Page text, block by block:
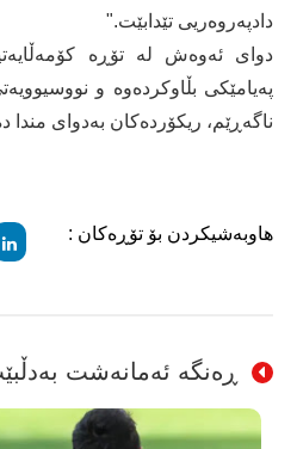
دادپەروەریی تێدابێت."
دوای ئەوەش لە تۆڕە
پەیامێکی بڵاوکردەوە و
ناگەڕێم، ریکۆردەکان بەدوای مندا
هاوبەشیکردن بۆ تۆڕەکان :
ڕەنگە ئەمانەشت